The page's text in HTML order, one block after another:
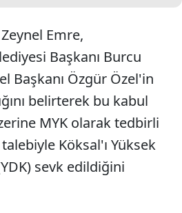
Emre,
Başkanı Burcu
Başkanı Özgür Özel'in
belirterek bu kabul
MYK olarak tedbirli
Köksal'ı Yüksek
sevk edildiğini